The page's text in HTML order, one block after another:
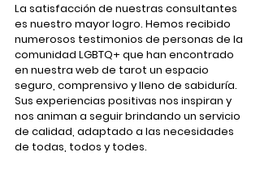
La satisfacción de nuestras consultantes
es nuestro mayor logro. Hemos recibido
numerosos testimonios de personas de la
comunidad LGBTQ+ que han encontrado
en nuestra web de tarot un espacio
seguro, comprensivo y lleno de sabiduría.
Sus experiencias positivas nos inspiran y
nos animan a seguir brindando un servicio
de calidad, adaptado a las necesidades
de todas, todos y todes.